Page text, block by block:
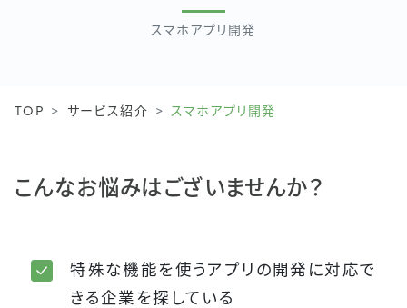
スマホアプリ開発
TOP サービス紹介 スマホアプリ開発
こんなお悩みはございませんか？
特殊な機能を使うアプリの開発に対応で
きる企業を探している